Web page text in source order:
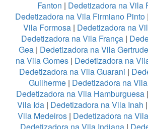
Fanton | Dedetizadora na Vila
Dedetizadora na Vila Firmiano Pinto |
Vila Formosa | Dedetizadora na
Dedetizadora na Vila França|
Gea | Dedetizadora na Vila
na Vila Gomes | Dedetizadora na
Dedetizadora na Vila Guarani |
Guilherme| Dedetizadora na
Dedetizadora na Vila Hamburguesa|
Vila Ida| Dedetizadora na Vila Inah |
Vila Medeiros | Dedetizadora na
Dedetizadora na Vila Indiana|